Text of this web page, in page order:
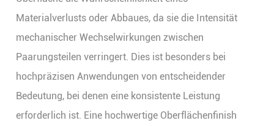
Materialverlusts oder Abbaues, da sie die Intensität
mechanischer Wechselwirkungen zwischen
Paarungsteilen verringert. Dies ist besonders bei
hochpräzisen Anwendungen von entscheidender
Bedeutung, bei denen eine konsistente Leistung
erforderlich ist. Eine hochwertige Oberflächenfinish